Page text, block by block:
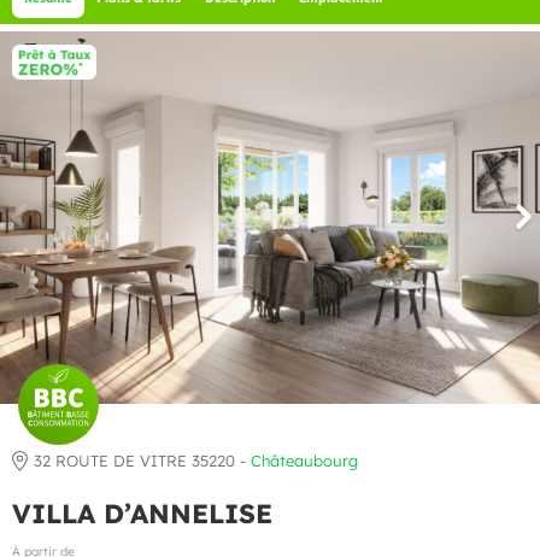
8
32 ROUTE DE VITRE 35220 - Châteaubourg
VILLA D’ANNELISE
À partir de